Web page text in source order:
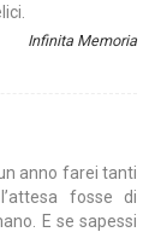
Infinita Memoria
anno farei tanti
fosse di
E se sapessi